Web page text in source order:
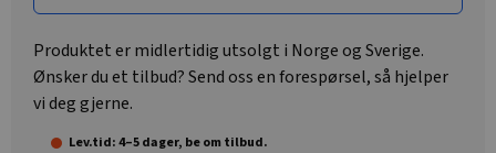
Produktet er midlertidig utsolgt i Norge og Sverige.
Ønsker du et tilbud? Send oss en forespørsel, så hjelper
vi deg gjerne.
Lev.tid: 4–5 dager, be om tilbud.